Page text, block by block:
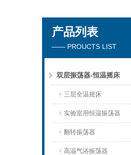
产品列表
—— PROUCTS LIST
双层振荡器-恒温摇床
三层全温摇床
实验室用恒温振荡器
翻转振荡器
高温气浴振荡器